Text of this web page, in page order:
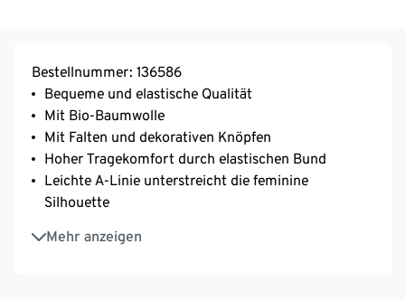
Bestellnummer: 136586
Bequeme und elastische Qualität
Mit Bio-Baumwolle
Mit Falten und dekorativen Knöpfen
Hoher Tragekomfort durch elastischen Bund
Leichte A-Linie unterstreicht die feminine
Silhouette
Mehr anzeigen
In dekorativem Hahnentritt-Dessin – ein Klassiker
der Damenmode